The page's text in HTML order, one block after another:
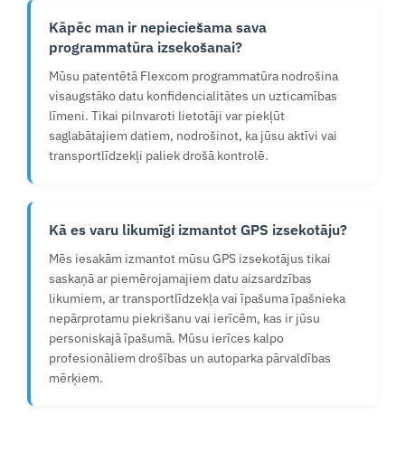
Kāpēc man ir nepieciešama sava
programmatūra izsekošanai?
Mūsu patentētā Flexcom programmatūra nodrošina
visaugstāko datu konfidencialitātes un uzticamības
līmeni. Tikai pilnvaroti lietotāji var piekļūt
saglabātajiem datiem, nodrošinot, ka jūsu aktīvi vai
transportlīdzekļi paliek drošā kontrolē.
Kā es varu likumīgi izmantot GPS izsekotāju?
Mēs iesakām izmantot mūsu GPS izsekotājus tikai
saskaņā ar piemērojamajiem datu aizsardzības
likumiem, ar transportlīdzekļa vai īpašuma īpašnieka
nepārprotamu piekrišanu vai ierīcēm, kas ir jūsu
personiskajā īpašumā. Mūsu ierīces kalpo
profesionāliem drošības un autoparka pārvaldības
mērķiem.